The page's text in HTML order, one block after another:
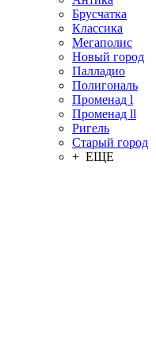
Брусчатка
Классика
Мегаполис
Новый город
Палладио
Полигональ
Променад l
Променад ll
Ригель
Старый город
+ ЕЩЕ